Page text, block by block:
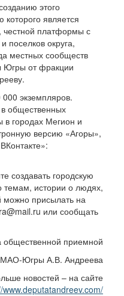
этого
которого является
честной платформы с
поселков округа,
местных сообществ
от фракции
экземпляров.
общественных
городах Мегион и
версию «Агоры»,
создавать городскую
темам, истории о людях,
можно присылать на
или сообщать
общественной приемной
Югры А.В. Андреева
новостей – на сайте
www.deputatandreev.com/